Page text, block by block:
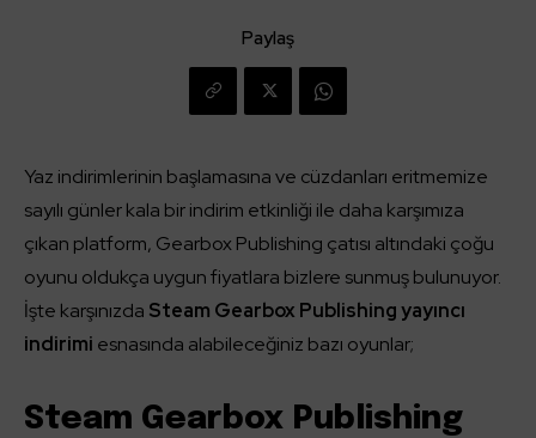
Paylaş
Yaz indirimlerinin başlamasına ve cüzdanları eritmemize
sayılı günler kala bir indirim etkinliği ile daha karşımıza
çıkan platform, Gearbox Publishing çatısı altındaki çoğu
oyunu oldukça uygun fiyatlara bizlere sunmuş bulunuyor.
İşte karşınızda Steam Gearbox Publishing yayıncı
indirimi esnasında alabileceğiniz bazı oyunlar;
Steam Gearbox Publishing